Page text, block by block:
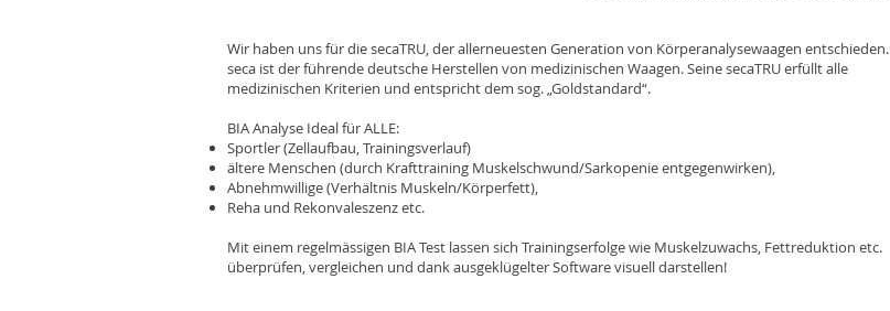
Wir haben uns für die secaTRU, der allerneuesten Generation von Körperanalysewaagen entschieden.
seca ist der führende deutsche Herstellen von medizinischen Waagen. Seine secaTRU erfüllt alle
medizinischen Kriterien und entspricht dem sog. „Goldstandard“.
BIA Analyse Ideal für ALLE:
Sportler (Zellaufbau, Trainingsverlauf)
ältere Menschen (durch Krafttraining Muskelschwund/Sarkopenie entgegenwirken),
Abnehmwillige (Verhältnis Muskeln/Körperfett),
Reha und Rekonvaleszenz etc.
Mit einem regelmässigen BIA Test lassen sich Trainingserfolge wie Muskelzuwachs, Fettreduktion etc.
überprüfen, vergleichen und dank ausgeklügelter Software visuell darstellen!